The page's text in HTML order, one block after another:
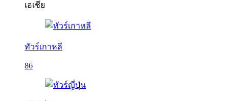
เอเชีย
ทัวร์เกาหลี
86